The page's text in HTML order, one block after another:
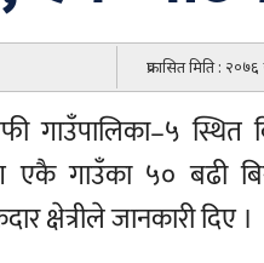
प्रकासित मिति :
गाउँपालिका–५ स्थित
एकै गाउँका ५० बढी
क्षेत्रीले जानकारी दिए ।